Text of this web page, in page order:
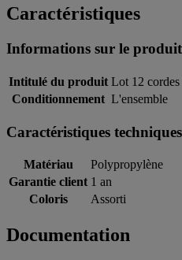
Caractéristiques
Informations sur le produit
Intitulé du produit Lot 12 cordes
Conditionnement L'ensemble
Caractéristiques techniques
Matériau
Polypropylène
Garantie client 1 an
Coloris
Assorti
Documentation